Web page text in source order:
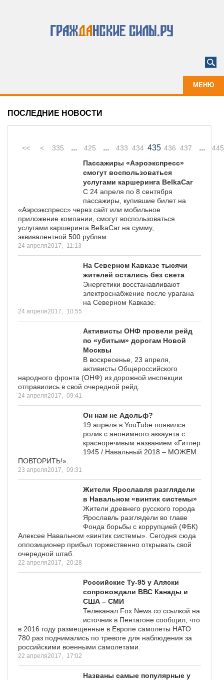
МЕНЮ
ПОСЛЕДНИЕ НОВОСТИ
<< < 335 ... 425 ... 433 434 435 436 437 ...
445
Пассажиры «Аэроэкспресс»
смогут воспользоваться
услугами каршеринга BelkaСar
С 24 апреля по 8 сентября
пассажиры, купившие билет на
«Аэроэкспресс» через сайт или мобильное
приложение компании, смогут воспользоваться
услугами каршеринга BelkaСar на сумму,
эквивалентной 500 рублям.
24 апреля2017, 11:13
На Северном Кавказе тысячи
жителей остались без света
Энергетики восстанавливают
электроснабжение после урагана
на Северном Кавказе.
24 апреля2017, 10:55
Активисты ОНФ провели рейд
по «убитым» дорогам Новой
Москвы
В воскресенье, 23 апреля,
активисты Общероссийского
народного фронта (ОНФ) из дорожной инспекции
отправились в свой очередной рейд.
24 апреля2017, 09:41
Он нам не Адольф?
19 апреля в YouTube появился
ролик с анонимного аккаунта с
красноречивым названием «Гитлер
1945 / Навальный 2018 – МОЖЕМ
ПОВТОРИТЬ!».
23 апреля2017, 09:31
Жители Ярославля разглядели
в Навальном «винтик системы»
Жители древнего русского города
Ярославль разглядели во главе
Фонда борьбы с коррупцией (ФБК)
Алексее Навальном «винтик системы». Сегодня сюда
оппозиционер прибыл торжественно открывать свой
очередной штаб.
22 апреля2017, 20:28
Российские Ту-95 у Аляски
сопровождали ВВС Канады и
США – СМИ
Телеканал Fox News со ссылкой на
источник в Пентагоне сообщил, что
в 2016 году размещенные в Европе самолеты НАТО
780 раз поднимались по тревоге для наблюдения за
российскими военными самолетами.
22 апреля2017, 17:02
Названы самые популярные у